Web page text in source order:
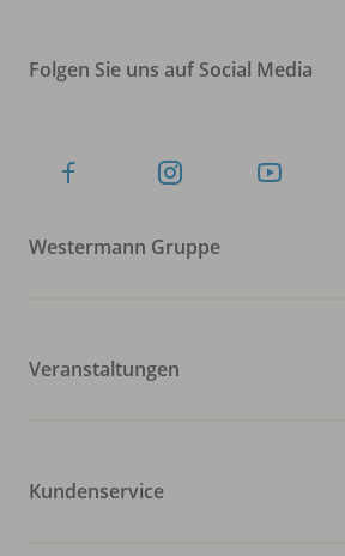
Folgen Sie uns auf Social Media
Westermann Gruppe
Veranstaltungen
Kundenservice